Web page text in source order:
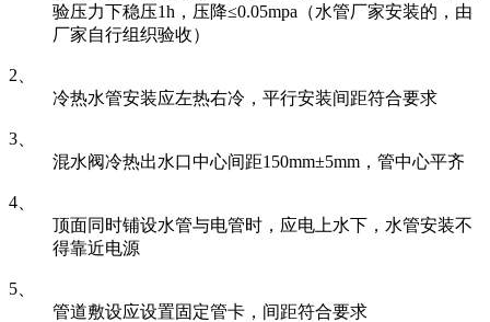
验压力下稳压1h，压降≤0.05mpa（水管厂家安装的，由
厂家自行组织验收）
2、
冷热水管安装应左热右冷，平行安装间距符合要求
3、
混水阀冷热出水口中心间距150mm±5mm，管中心平齐
4、
顶面同时铺设水管与电管时，应电上水下，水管安装不
得靠近电源
5、
管道敷设应设置固定管卡，间距符合要求